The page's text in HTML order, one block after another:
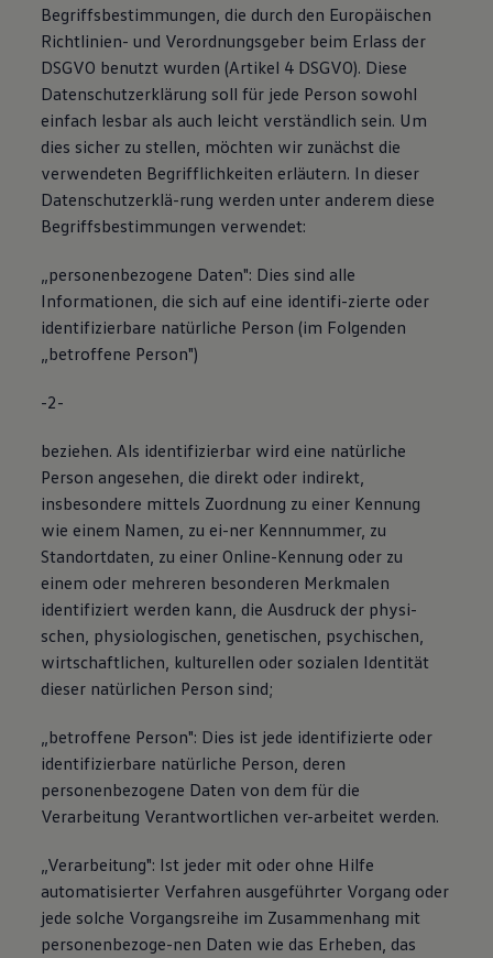
Begriffsbestimmungen, die durch den Europäischen
Richtlinien- und Verordnungsgeber beim Erlass der
DSGVO benutzt wurden (Artikel 4 DSGVO). Diese
Datenschutzerklärung soll für jede Person sowohl
einfach lesbar als auch leicht verständlich sein. Um
dies sicher zu stellen, möchten wir zunächst die
verwendeten Begrifflichkeiten erläutern. In dieser
Datenschutzerklä-rung werden unter anderem diese
Begriffsbestimmungen verwendet:
„personenbezogene Daten": Dies sind alle
Informationen, die sich auf eine identifi-zierte oder
identifizierbare natürliche Person (im Folgenden
„betroffene Person")
-2-
beziehen. Als identifizierbar wird eine natürliche
Person angesehen, die direkt oder indirekt,
insbesondere mittels Zuordnung zu einer Kennung
wie einem Namen, zu ei-ner Kennnummer, zu
Standortdaten, zu einer Online-Kennung oder zu
einem oder mehreren besonderen Merkmalen
identifiziert werden kann, die Ausdruck der physi-
schen, physiologischen, genetischen, psychischen,
wirtschaftlichen, kulturellen oder sozialen Identität
dieser natürlichen Person sind;
„betroffene Person": Dies ist jede identifizierte oder
identifizierbare natürliche Person, deren
personenbezogene Daten von dem für die
Verarbeitung Verantwortlichen ver-arbeitet werden.
„Verarbeitung": Ist jeder mit oder ohne Hilfe
automatisierter Verfahren ausgeführter Vorgang oder
jede solche Vorgangsreihe im Zusammenhang mit
personenbezoge-nen Daten wie das Erheben, das